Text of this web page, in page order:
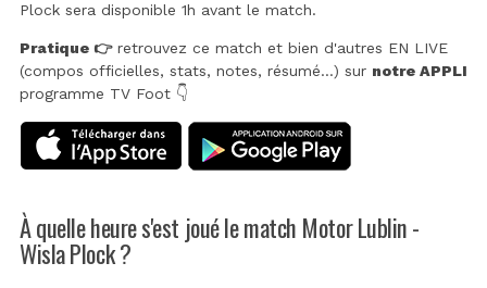
Plock sera disponible 1h avant le match.
Pratique 👉retrouvez ce match et bien d'autres EN LIVE
(compos officielles, stats, notes, résumé...) sur notre APPLI
programme TV Foot 👇
À quelle heure s'est joué le match Motor Lublin -
Wisla Plock ?